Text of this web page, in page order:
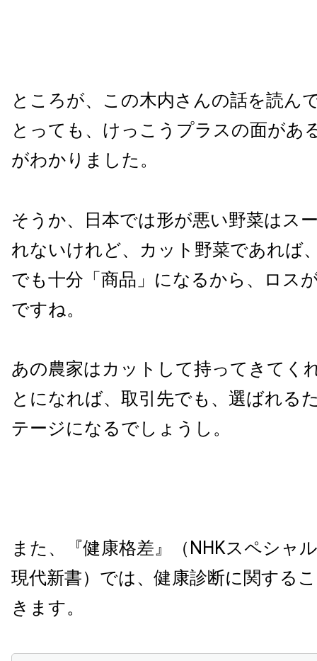
ところが、この木内さんの話を読ん
とっても、けっこうプラスの面があ
がわかりました。
そうか、日本では形が悪い野菜はス
れないけれど、カット野菜であれば
でも十分「商品」になるから、ロス
ですね。
あの農家はカットして持ってきてく
とになれば、取引先でも、選ばれる
テージになるでしょうし。
また、『健康格差』（ NHKスペシャ
現代新書）では、健康診断に関する
きます。